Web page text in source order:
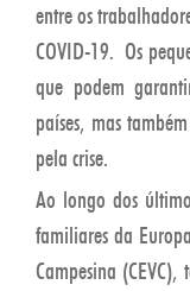
entre os
COVID-19. Os
que podem
países, mas
pela crise.
Ao longo dos
familiares da
Campesina